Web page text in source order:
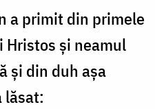
a primit din primele
Hristos şi neamul
şi din duh aşa
lăsat: